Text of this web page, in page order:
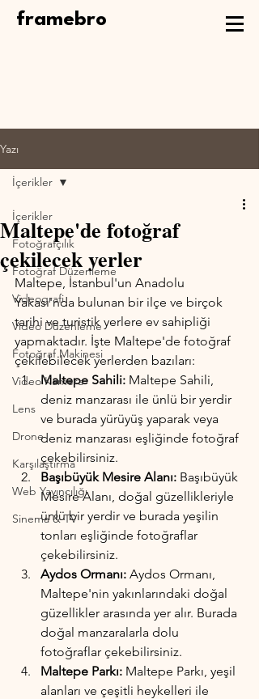
framebro
Yazı
İçerikler
Fotoğrafçılık
Fotoğraf Düzenleme
Videografi
Video Düzenleme
Fotoğraf Makinesi
Video Kamera
Lens
Drone
Karşılaştırma
Web Yayıncılığı
Sinema & TV
İçerikler
Maltepe'de fotoğraf
çekilecek yerler
Maltepe, İstanbul'un Anadolu
Yakası'nda bulunan bir ilçe ve birçok
tarihi ve turistik yerlere ev sahipliği
yapmaktadır. İşte Maltepe'de fotoğraf
çekilebilecek yerlerden bazıları:
Maltepe Sahili: Maltepe Sahili,
deniz manzarası ile ünlü bir yerdir
ve burada yürüyüş yaparak veya
deniz manzarası eşliğinde fotoğraf
çekebilirsiniz.
Başıbüyük Mesire Alanı: Başıbüyük
Mesire Alanı, doğal güzellikleriyle
ünlü bir yerdir ve burada yeşilin
tonları eşliğinde fotoğraflar
çekebilirsiniz.
Aydos Ormanı: Aydos Ormanı,
Maltepe'nin yakınlarındaki doğal
güzellikler arasında yer alır. Burada
doğal manzaralarla dolu
fotoğraflar çekebilirsiniz.
Maltepe Parkı: Maltepe Parkı, yeşil
alanları ve çeşitli heykelleri ile